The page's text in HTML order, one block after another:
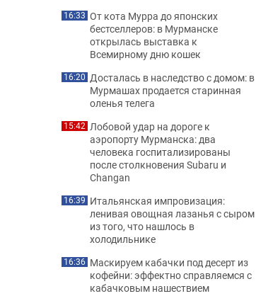
16:33 От кота Мурра до японских
бестселлеров: в Мурманске
открылась выставка к
Всемирному дню кошек
16:20 Досталась в наследство с домом: в
Мурмашах продается старинная
оленья телега
15:42 Лобовой удар на дороге к
аэропорту Мурманска: два
человека госпитализированы
после столкновения Subaru и
Changan
16:39 Итальянская импровизация:
ленивая овощная лазанья с сыром
из того, что нашлось в
холодильнике
16:36 Маскируем кабачки под десерт из
кофейни: эффектно справляемся с
кабачковым нашествием